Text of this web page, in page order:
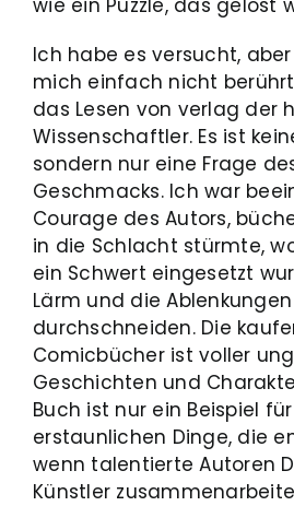
Ich habe es versucht,
mich einfach nicht
das Lesen von verlag der
Wissenschaftler. Es ist
sondern nur eine Frage
Geschmacks. Ich war
Courage des Autors,
in die Schlacht stürmte,
ein Schwert eingesetzt
Lärm und die
durchschneiden. Die
Comicbücher ist voller
Geschichten und
Buch ist nur ein Beispiel
erstaunlichen Dinge, die
wenn talentierte Autoren
Künstler